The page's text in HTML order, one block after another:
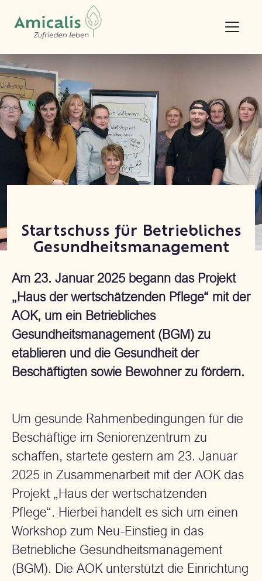
Startschuss für Betriebliches
Gesundheitsmanagement
Am 23. Januar 2025 begann das Projekt
„Haus der wertschätzenden Pflege“ mit der
AOK, um ein Betriebliches
Gesundheitsmanagement (BGM) zu
etablieren und die Gesundheit der
Beschäftigten sowie Bewohner zu fördern.
Um gesunde Rahmenbedingungen für die
Beschäftige im Seniorenzentrum zu
schaffen, startete gestern am 23. Januar
2025 in Zusammenarbeit mit der AOK das
Projekt „Haus der wertschätzenden
Pflege“. Hierbei handelt es sich um einen
Workshop zum Neu-Einstieg in das
Betriebliche Gesundheitsmanagement
(BGM). Die AOK unterstützt die Einrichtung